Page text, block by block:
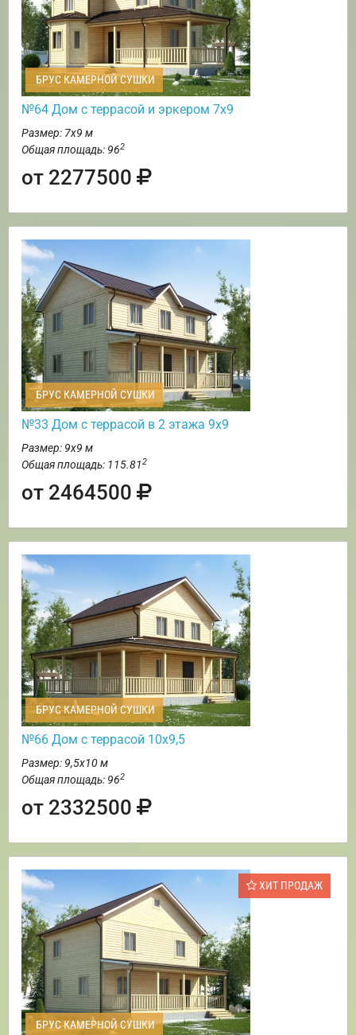
БРУС КАМЕРНОЙ СУШКИ
№64 Дом с террасой и эркером 7х9
Размер: 7х9 м
Общая площадь: 962
от 2277500
БРУС КАМЕРНОЙ СУШКИ
№33 Дом с террасой в 2 этажа 9х9
Размер: 9х9 м
Общая площадь: 115.812
от 2464500
БРУС КАМЕРНОЙ СУШКИ
№66 Дом с террасой 10х9,5
Размер: 9,5х10 м
Общая площадь: 962
от 2332500
ХИТ ПРОДАЖ
БРУС КАМЕРНОЙ СУШКИ